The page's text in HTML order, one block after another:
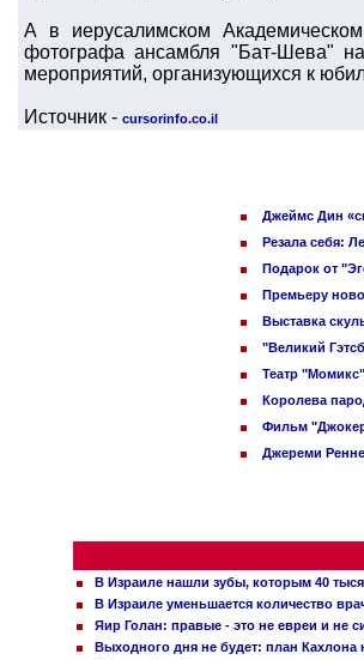
А в иерусалимском
фотографа ансамбля "Бат-Шева"
мероприятий, организующихся к
Источник - cursorinfo.co.il
Джеймс Дин
Резала себя:
Подарок от
Премьеру
Выставка
"Великий
Театр
Королева
Фильм
Джереми
В Израиле нашли зубы, которым 40
В Израиле уменьшается количество
Яир Голан: правые - это не евреи и не
Выходного дня не будет: план